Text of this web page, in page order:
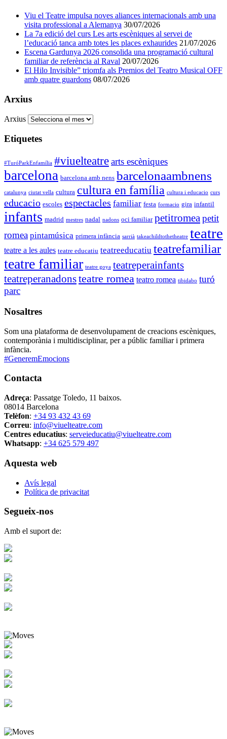
Viu el Teatre impulsa noves aliances internacionals amb una
visita professional a Alemanya 30/07/2026
La 7a edició del curs Les arts escèniques al servei de
l’educació tanca amb totes les places exhaurides 21/07/2026
Escena Gardunya 2026 consolida una programació cultural
familiar de referència al Raval 20/07/2026
El Hilo Invisible” triomfa als Premios del Teatro Musical OFF
amb quatre guardons 08/07/2026
Arxius
Arxius
Etiquetes
#TuróParkEnfamília #viuelteatrearts escèniques
barcelona barcelona amb nens barcelonaambnens
catalunya ciutat vella cultura cultura en família cultura i educacio curs
educacio escoles espectacles familiar festa formacio gira infantil
infants madrid mestres nadal nadons oci familiar petitromeapetit
romea pintamúsica primera infància sarrià takeachildtothetheatre teatre
teatre a les aules teatre educatiu teatreeducatiu teatrefamiliar
teatre familiar teatre goya teatreperainfants
teatreperanadonsteatre romea teatro romea tibidabo turó
parc
Nosaltres
Som una plataforma de desenvolupament de creacions escèniques,
contemporània i multidisciplinar, per a públic familiar i primera
infància.
#GeneremEmocions
Contacta
Adreça: Passatge Toledo, 11 baixos.
08014 Barcelona
Telèfon: +34 93 432 43 69
Correu: info@viuelteatre.com
Centres educatius: serveieducatiu@viuelteatre.com
Whatsapp: +34 625 579 497
Aquesta web
Avís legal
Política de privacitat
Segueix-nos
Amb el suport de: